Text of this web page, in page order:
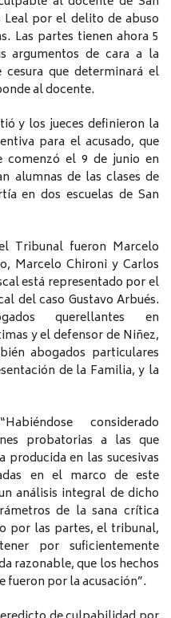
por el delito de abuso
Las partes tienen ahora 5
argumentos de cara a la
que determinará el
al docente.
y los jueces definieron la
para el acusado, que
el 9 de junio en
alumnas de las clases de
en dos escuelas de San
Tribunal fueron Marcelo
Marcelo Chironi y Carlos
está representado por el
del caso Gustavo Arbués.
querellantes en
y el defensor de Niñez,
abogados particulares
de la Familia, y la
considerado
probatorias a las que
en las sucesivas
en el marco de este
análisis integral de dicho
de la sana crítica
por las partes, el tribunal,
por suficientemente
razonable, que los hechos
fueron por la acusación”.